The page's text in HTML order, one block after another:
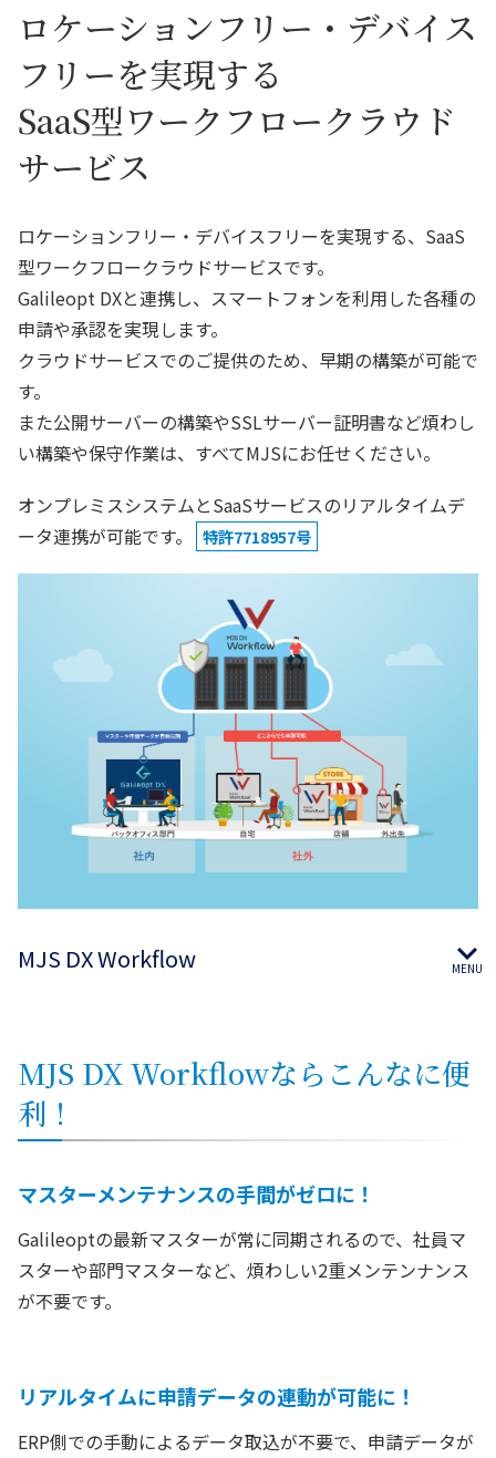
ロケーションフリー・デバイス
フリーを実現する
SaaS型ワークフロークラウド
サービス
ロケーションフリー・デバイスフリーを実現する、SaaS
型ワークフロークラウドサービスです。
Galileopt DXと連携し、スマートフォンを利用した各種の
申請や承認を実現します。
クラウドサービスでのご提供のため、早期の構築が可能で
す。
また公開サーバーの構築やSSLサーバー証明書など煩わし
い構築や保守作業は、すべてMJSにお任せください。
オンプレミスシステムとSaaSサービスのリアルタイムデ
ータ連携が可能です。
特許7718957号
MJS DX Workflow
MJS DX Workflowならこんなに便
利！
マスターメンテナンスの手間がゼロに！
Galileoptの最新マスターが常に同期されるので、社員マ
スターや部門マスターなど、煩わしい2重メンテンナンス
が不要です。
リアルタイムに申請データの連動が可能に！
ERP側での手動によるデータ取込が不要で、申請データが